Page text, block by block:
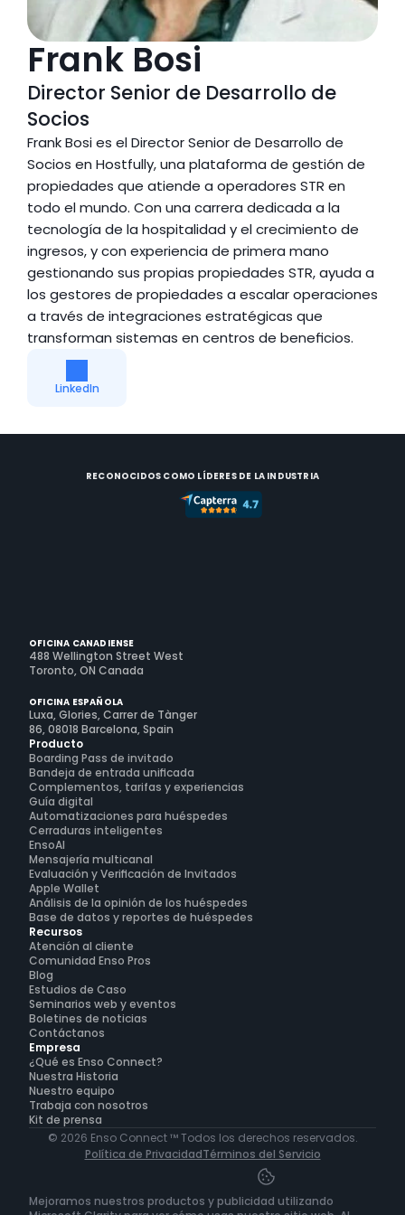
Frank Bosi
Director Senior de Desarrollo de
Socios
Frank Bosi es el Director Senior de Desarrollo de
Socios en Hostfully, una plataforma de gestión de
propiedades que atiende a operadores STR en
todo el mundo. Con una carrera dedicada a la
tecnología de la hospitalidad y el crecimiento de
ingresos, y con experiencia de primera mano
gestionando sus propias propiedades STR, ayuda a
los gestores de propiedades a escalar operaciones
a través de integraciones estratégicas que
transforman sistemas en centros de beneficios.
LinkedIn
RECONOCIDOS COMO LÍDERES DE LA INDUSTRIA
OFICINA CANADIENSE
488 Wellington Street West
Toronto, ON Canada
OFICINA ESPAÑOLA
Luxa, Glories, Carrer de Tànger
86, 08018 Barcelona, Spain
Producto
Boarding Pass de invitado
Bandeja de entrada unificada
Complementos, tarifas y experiencias
Guía digital
Automatizaciones para huéspedes
Cerraduras inteligentes
EnsoAI
Mensajería multicanal
Evaluación y Verificación de Invitados
Apple Wallet
Análisis de la opinión de los huéspedes
Base de datos y reportes de huéspedes
Recursos
Atención al cliente
Comunidad Enso Pros
Blog
Estudios de Caso
Seminarios web y eventos
Boletines de noticias
Contáctanos
Empresa
¿Qué es Enso Connect?
Nuestra Historia
Nuestro equipo
Trabaja con nosotros
Kit de prensa
© 2026 Enso Connect ™ Todos los derechos reservados.
Política de PrivacidadTérminos del Servicio
Mejoramos nuestros productos y publicidad utilizando